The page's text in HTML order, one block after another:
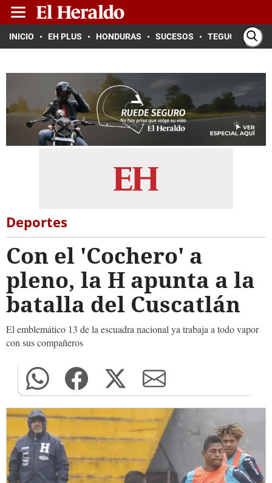
INICIO EH PLUS HONDURAS SUCESOS TEGUCIGALPA
Deportes
Con el 'Cochero' a
pleno, la H apunta a la
batalla del Cuscatlán
El emblemático 13 de la escuadra nacional ya trabaja a todo vapor
con sus compañeros